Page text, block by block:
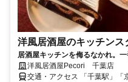
洋風居酒屋のキッチンス
居酒屋キッチンを侮るなかれ。一
洋風居酒屋Pecori 千葉店
交通・アクセス 「千葉駅」「